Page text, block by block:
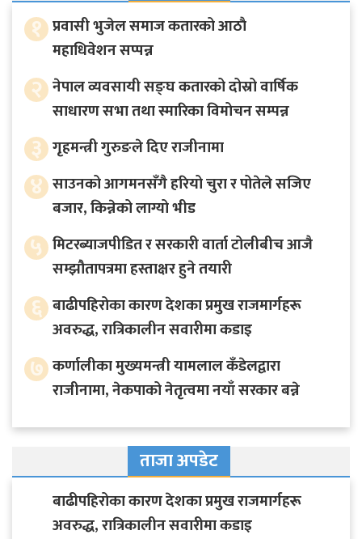
१ प्रवासी भुजेल समाज कतारको आठाै
महाधिवेशन सप्पन्न
२ नेपाल व्यवसायी सङ्घ कतारको दोस्रो वार्षिक
साधारण सभा तथा स्मारिका विमोचन सम्पन्न
३ गृहमन्त्री गुरुङले दिए राजीनामा
४ साउनको आगमनसँगै हरियो चुरा र पोतेले सजिए
बजार, किन्नेको लाग्यो भीड
५ मिटरब्याजपीडित र सरकारी वार्ता टोलीबीच आजै
सम्झौतापत्रमा हस्ताक्षर हुने तयारी
६ बाढीपहिरोका कारण देशका प्रमुख राजमार्गहरू
अवरुद्ध, रात्रिकालीन सवारीमा कडाइ
७ कर्णालीका मुख्यमन्त्री यामलाल कँडेलद्वारा
राजीनामा, नेकपाको नेतृत्वमा नयाँ सरकार बन्ने
ताजा अपडेट
बाढीपहिरोका कारण देशका प्रमुख राजमार्गहरू
अवरुद्ध, रात्रिकालीन सवारीमा कडाइ